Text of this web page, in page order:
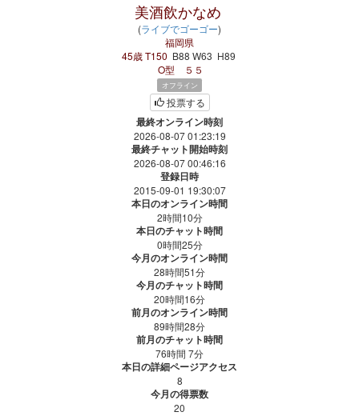
美酒飲かなめ
(ライブでゴーゴー)
福岡県
45歳 T150 B88 W63 H89
O型
５５
オフライン
投票する
最終オンライン時刻
2026-08-07 01:23:19
最終チャット開始時刻
2026-08-07 00:46:16
登録日時
2015-09-01 19:30:07
本日のオンライン時間
2時間10分
本日のチャット時間
0時間25分
今月のオンライン時間
28時間51分
今月のチャット時間
20時間16分
前月のオンライン時間
89時間28分
前月のチャット時間
76時間 7分
本日の詳細ページアクセス
8
今月の得票数
20